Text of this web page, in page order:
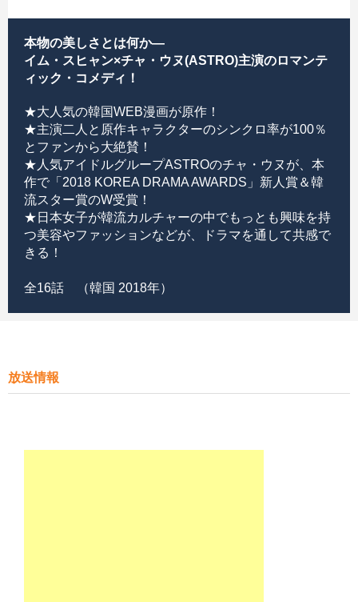
本物の美しさとは何か—
イム・スヒャン×チャ・ウヌ(ASTRO)主演のロマンテ
ィック・コメディ！
★大人気の韓国WEB漫画が原作！
★主演二人と原作キャラクターのシンクロ率が100％
とファンから大絶賛！
★人気アイドルグループASTROのチャ・ウヌが、本
作で「2018 KOREA DRAMA AWARDS」新人賞＆韓
流スター賞のW受賞！
★日本女子が韓流カルチャーの中でもっとも興味を持
つ美容やファッションなどが、ドラマを通して共感で
きる！
全16話 （韓国 2018年）
放送情報